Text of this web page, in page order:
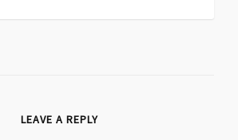
LEAVE A REPLY